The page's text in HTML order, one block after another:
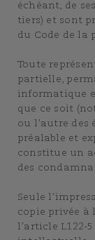
échéant, de
tiers) et sont
du Code de la
Toute
partielle,
informatique
que ce soit
ou l’autre des
préalable et
constitue un
des
Seule
copie privée à
l’article L122-